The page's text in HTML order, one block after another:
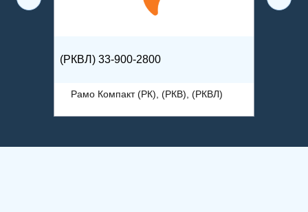
(РКВЛ) 33-900-2800
Рамо Компакт (РК), (РКВ), (РКВЛ)